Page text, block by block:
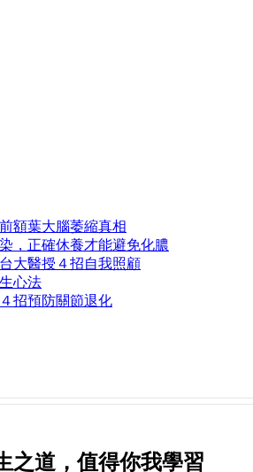
額葉大腦萎縮真相
，正確休養才能避免化膿
大醫授４招自我照顧
心法
招預防關節退化
之道，值得你我學習